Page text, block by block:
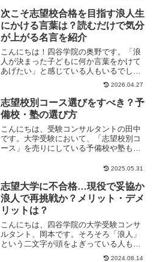
次こそ志望校合格を目指す浪人生
にかける言葉は？読むだけで気分
が上がる名言を紹介
こんにちは！四谷学院の奥野です。「浪
人が決まった子どもに何か言葉をかけて
あげたい」と感じている人もいるでしょ
う。しかし、不用意な言葉を選ぶと、か
2026.04.27
志望校別コース選びをすべき？予
備校・塾の選び方
こんにちは、受験コンサルタントの田中
です。大学受験において、「志望校別コ
ース」を売りにしている予備校や塾もあ
2025.05.31
志望大学に不合格…現役で妥協か
浪人で再挑戦か？メリット・デメ
リットは？
こんにちは、四谷学院の大学受験コンサ
ルタント、岡本です。そろそろ「浪人」
という二文字が頭をよぎっている人もい
るかもしれません。そこで、今回は「現
2024.08.14